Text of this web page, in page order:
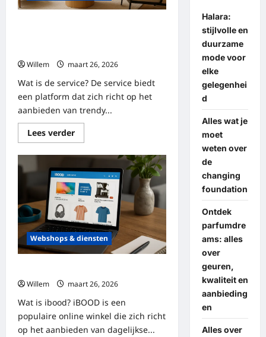
Willem
maart 26, 2026
Wat is de service? De service biedt
een platform dat zich richt op het
aanbieden van trendy...
Lees verderLees
meer
Een
uitgebreide
review
van
de
service:
van
ervaringen
tot
toekomstplannen
Webshops & diensten
Willem
maart 26, 2026
Wat is ibood? iBOOD is een
populaire online winkel die zich richt
op het aanbieden van dagelijkse...
Halara:
stijlvolle en
duurzame
mode voor
elke
gelegenhei
d
Alles wat je
moet
weten over
de
changing
foundation
Ontdek
parfumdre
ams: alles
over
geuren,
kwaliteit en
aanbieding
en
Alles over